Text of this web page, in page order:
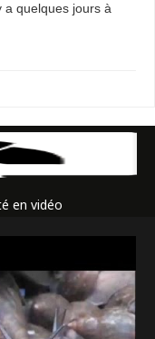
a quelques jours à
en vidéo